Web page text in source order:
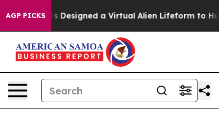
AGP PICKSDesigned a Virtual Alien Lifeform to Hunt